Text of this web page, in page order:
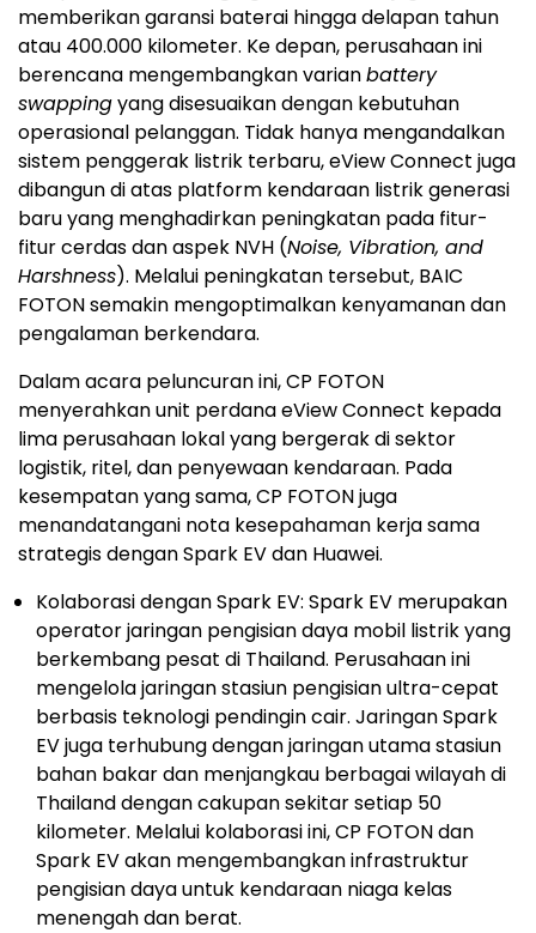
memberikan garansi baterai hingga delapan tahun
atau 400.000 kilometer. Ke depan, perusahaan ini
berencana mengembangkan varianbattery
swappingyang disesuaikan dengan kebutuhan
operasional pelanggan. Tidak hanya mengandalkan
sistem penggerak listrik terbaru, eView Connect juga
dibangun di atas platform kendaraan listrik generasi
baru yang menghadirkan peningkatan pada fitur-
fitur cerdas dan aspek NVH (Noise, Vibration, and
Harshness). Melalui peningkatan tersebut, BAIC
FOTON semakin mengoptimalkan kenyamanan dan
pengalaman berkendara.
Dalam acara peluncuran ini, CP FOTON
menyerahkan unit perdana eView Connect kepada
lima perusahaan lokal yang bergerak di sektor
logistik, ritel, dan penyewaan kendaraan. Pada
kesempatan yang sama, CP FOTON juga
menandatangani nota kesepahaman kerja sama
strategis dengan Spark EV dan Huawei.
Kolaborasi dengan Spark EV: Spark EV merupakan
operator jaringan pengisian daya mobil listrik yang
berkembang pesat di Thailand. Perusahaan ini
mengelola jaringan stasiun pengisian ultra-cepat
berbasis teknologi pendingin cair. Jaringan Spark
EV juga terhubung dengan jaringan utama stasiun
bahan bakar dan menjangkau berbagai wilayah di
Thailand dengan cakupan sekitar setiap 50
kilometer. Melalui kolaborasi ini, CP FOTON dan
Spark EV akan mengembangkan infrastruktur
pengisian daya untuk kendaraan niaga kelas
menengah dan berat.